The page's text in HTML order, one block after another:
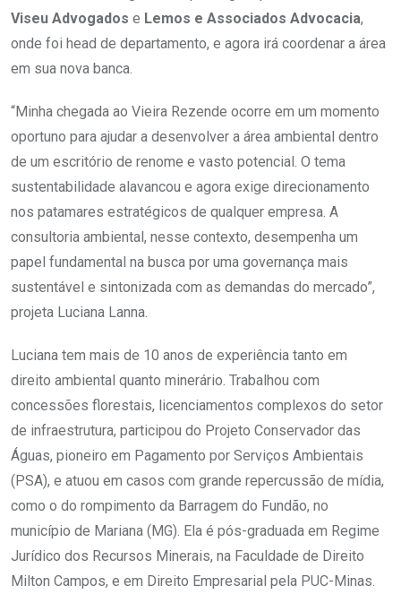
Viseu Advogados e Lemos e Associados Advocacia,
onde foi head de departamento, e agora irá coordenar a área
em sua nova banca.
“Minha chegada ao Vieira Rezende ocorre em um momento
oportuno para ajudar a desenvolver a área ambiental dentro
de um escritório de renome e vasto potencial. O tema
sustentabilidade alavancou e agora exige direcionamento
nos patamares estratégicos de qualquer empresa. A
consultoria ambiental, nesse contexto, desempenha um
papel fundamental na busca por uma governança mais
sustentável e sintonizada com as demandas do mercado”,
projeta Luciana Lanna.
Luciana tem mais de 10 anos de experiência tanto em
direito ambiental quanto minerário. Trabalhou com
concessões florestais, licenciamentos complexos do setor
de infraestrutura, participou do Projeto Conservador das
Águas, pioneiro em Pagamento por Serviços Ambientais
(PSA), e atuou em casos com grande repercussão de mídia,
como o do rompimento da Barragem do Fundão, no
município de Mariana (MG). Ela é pós-graduada em Regime
Jurídico dos Recursos Minerais, na Faculdade de Direito
Milton Campos, e em Direito Empresarial pela PUC-Minas.